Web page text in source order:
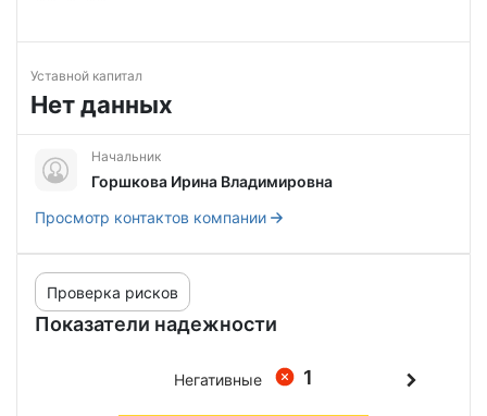
Уставной капитал
Нет данных
Начальник
Горшкова Ирина Владимировна
Просмотр контактов компании
Показатели надежности
Проверка рисков
1
Негативные